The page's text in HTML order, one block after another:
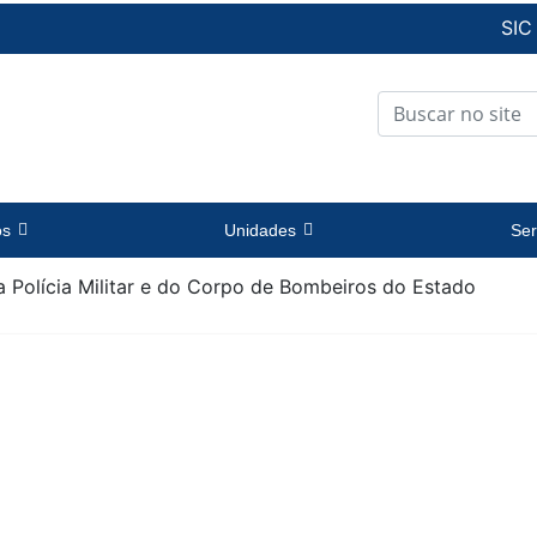
Unidades
Polícia Militar e do Corpo de Bombeiros do Estado